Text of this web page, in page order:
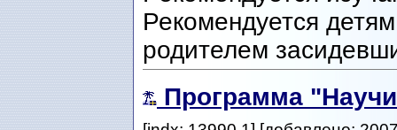
Рекомендуется
родителем
Программа